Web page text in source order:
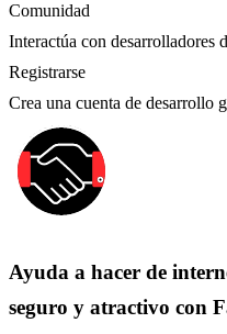
Comunidad
Interactúa con desarrolladores
Registrarse
Crea una cuenta de desarrollo
Ayuda a hacer de
seguro y atractivo con